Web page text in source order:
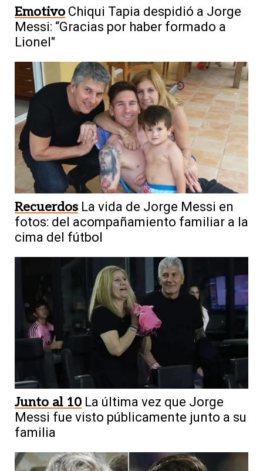
Emotivo Chiqui Tapia despidió a Jorge
Messi: “Gracias por haber formado a
Lionel"
Recuerdos La vida de Jorge Messi en
fotos: del acompañamiento familiar a la
cima del fútbol
Junto al 10 La última vez que Jorge
Messi fue visto públicamente junto a su
familia